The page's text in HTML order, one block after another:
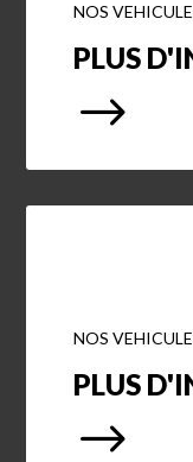
NOS
PLUS
$
NOS
PLUS
$